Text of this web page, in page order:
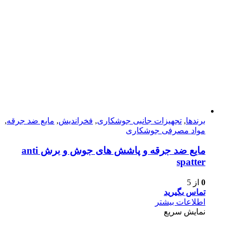
برندها, تجهیزات جانبی جوشکاری, فخراندیش, مایع ضد جرقه,
مواد مصرفی جوشکاری
مایع ضد جرقه و پاشش های جوش و برش anti
spatter
0 از 5
تماس بگیرید
اطلاعات بیشتر
نمایش سریع